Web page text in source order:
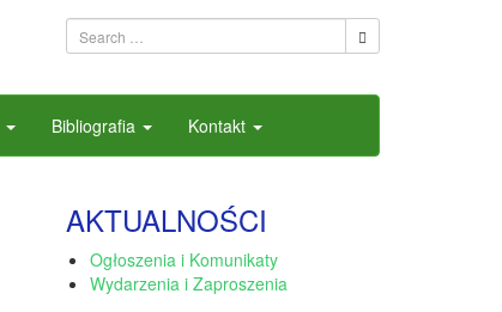
Bibliografia Kontakt
AKTUALNOŚCI
Ogłoszenia i Komunikaty
Wydarzenia i Zaproszenia